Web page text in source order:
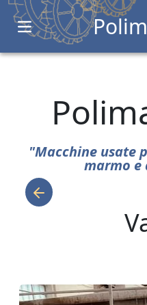
Open main menu
"Macchine usate
marmo